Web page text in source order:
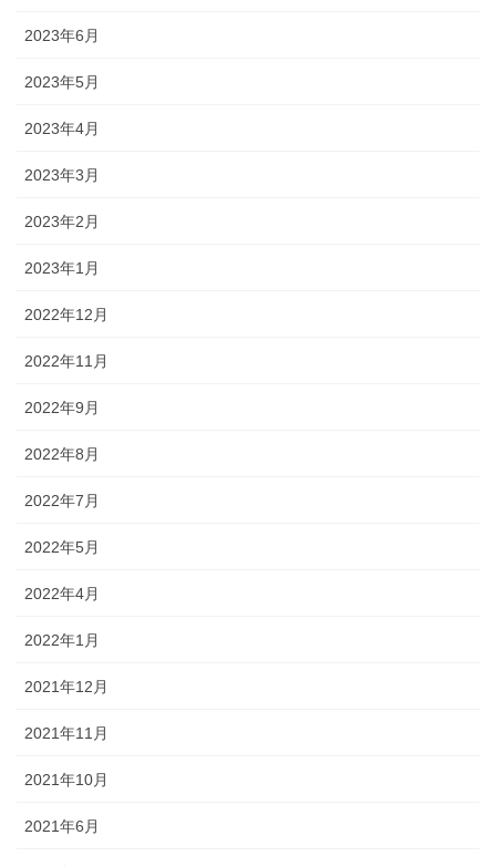
2023年6月
2023年5月
2023年4月
2023年3月
2023年2月
2023年1月
2022年12月
2022年11月
2022年9月
2022年8月
2022年7月
2022年5月
2022年4月
2022年1月
2021年12月
2021年11月
2021年10月
2021年6月